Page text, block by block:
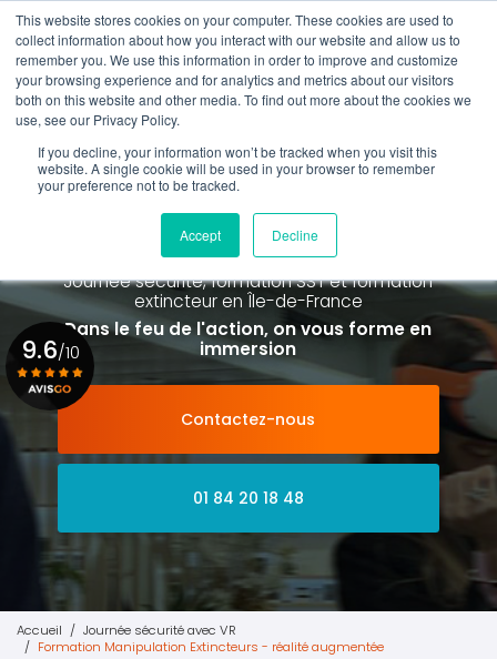
This website stores cookies on your computer. These cookies are used to
collect information about how you interact with our website and allow us to
remember you. We use this information in order to improve and customize
your browsing experience and for analytics and metrics about our visitors
both on this website and other media. To find out more about the cookies we
use, see our Privacy Policy.
If you decline, your information won’t be tracked when you visit this
website. A single cookie will be used in your browser to remember
your preference not to be tracked.
Accept Decline
Aller
au
contenu
principal
01 84 20 18 48
Rappel gratuit
Spécialiste de la formation SST et
de la Formation Incendie
à Paris La Défense depuis 2015
Journée sécurité, formation SST et formation
extincteuren Île-de-France
Dans le feu de l'action, on vous forme en
immersion
Contactez-nous
01 84 20 18 48
9.6/10
Voir le certificat
Accueil
Journée sécurité avec VR
Formation Manipulation Extincteurs - réalité augmentée